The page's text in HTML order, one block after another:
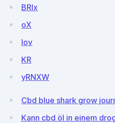
BRIx
oX
lov
KR
yRNXW
Cbd blue shark grow
Kann cbd öl in einem